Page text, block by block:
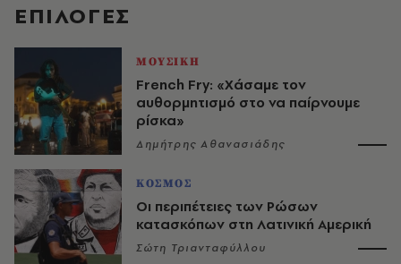
EΠΙΛΟΓΈΣ
ΜΟΥΣΙΚΗ
French Fry: «Χάσαμε τον
αυθορμητισμό στο να παίρνουμε
ρίσκα»
Δημήτρης Αθανασιάδης
ΚΟΣΜΟΣ
Οι περιπέτειες των Ρώσων
κατασκόπων στη Λατινική Αμερική
Σώτη Τριανταφύλλου